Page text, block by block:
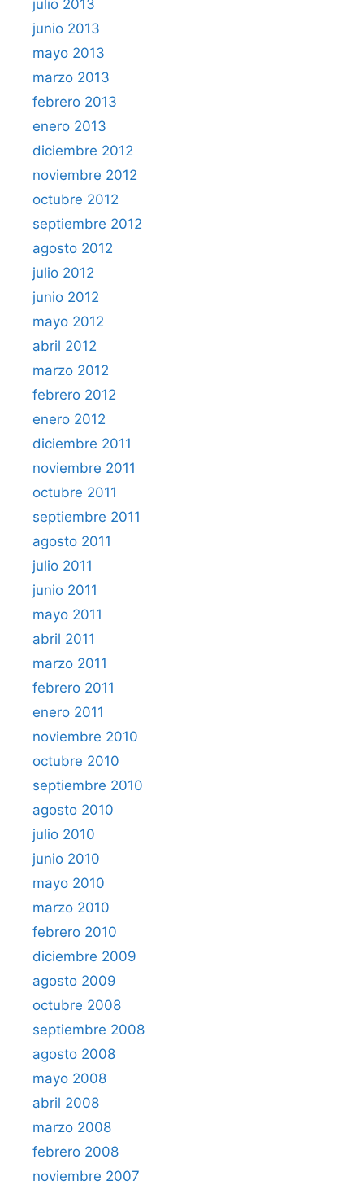
julio 2013
junio 2013
mayo 2013
marzo 2013
febrero 2013
enero 2013
diciembre 2012
noviembre 2012
octubre 2012
septiembre 2012
agosto 2012
julio 2012
junio 2012
mayo 2012
abril 2012
marzo 2012
febrero 2012
enero 2012
diciembre 2011
noviembre 2011
octubre 2011
septiembre 2011
agosto 2011
julio 2011
junio 2011
mayo 2011
abril 2011
marzo 2011
febrero 2011
enero 2011
noviembre 2010
octubre 2010
septiembre 2010
agosto 2010
julio 2010
junio 2010
mayo 2010
marzo 2010
febrero 2010
diciembre 2009
agosto 2009
octubre 2008
septiembre 2008
agosto 2008
mayo 2008
abril 2008
marzo 2008
febrero 2008
noviembre 2007